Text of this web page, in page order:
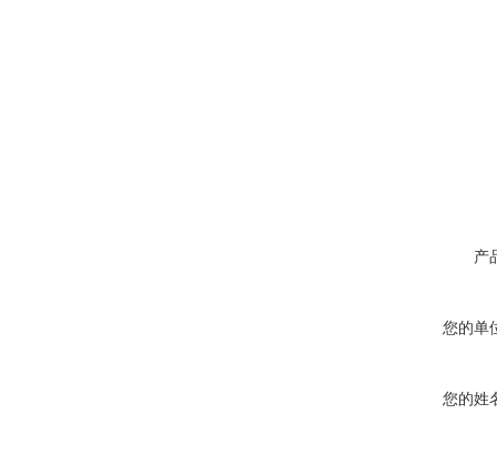
产
您的单
您的姓